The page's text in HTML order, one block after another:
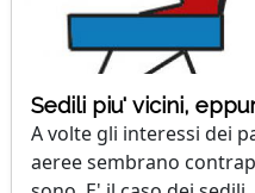
Sedili piu' vicini,
A volte gli interessi dei
aeree sembrano